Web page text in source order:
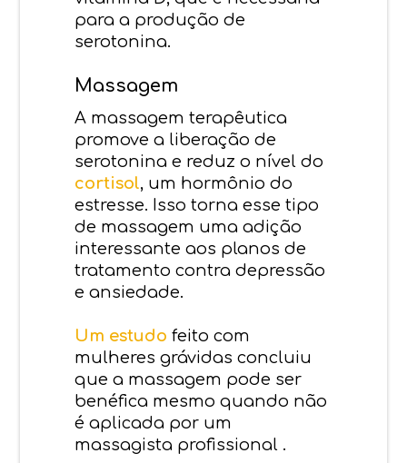
para a produção de
serotonina.
Massagem
A massagem terapêutica
promove a liberação de
serotonina e reduz o nível do
cortisol, um hormônio do
estresse. Isso torna esse tipo
de massagem uma adição
interessante aos planos de
tratamento contra depressão
e ansiedade.
Um estudo feito com
mulheres grávidas concluiu
que a massagem pode ser
benéfica mesmo quando não
é aplicada por um
massagista profissional .